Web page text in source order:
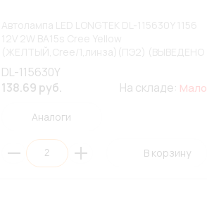
ИЗ АССОРТИМЕНТА)
DL-115630Y
138.69 руб.
На складе: Мало
Аналоги
В корзину